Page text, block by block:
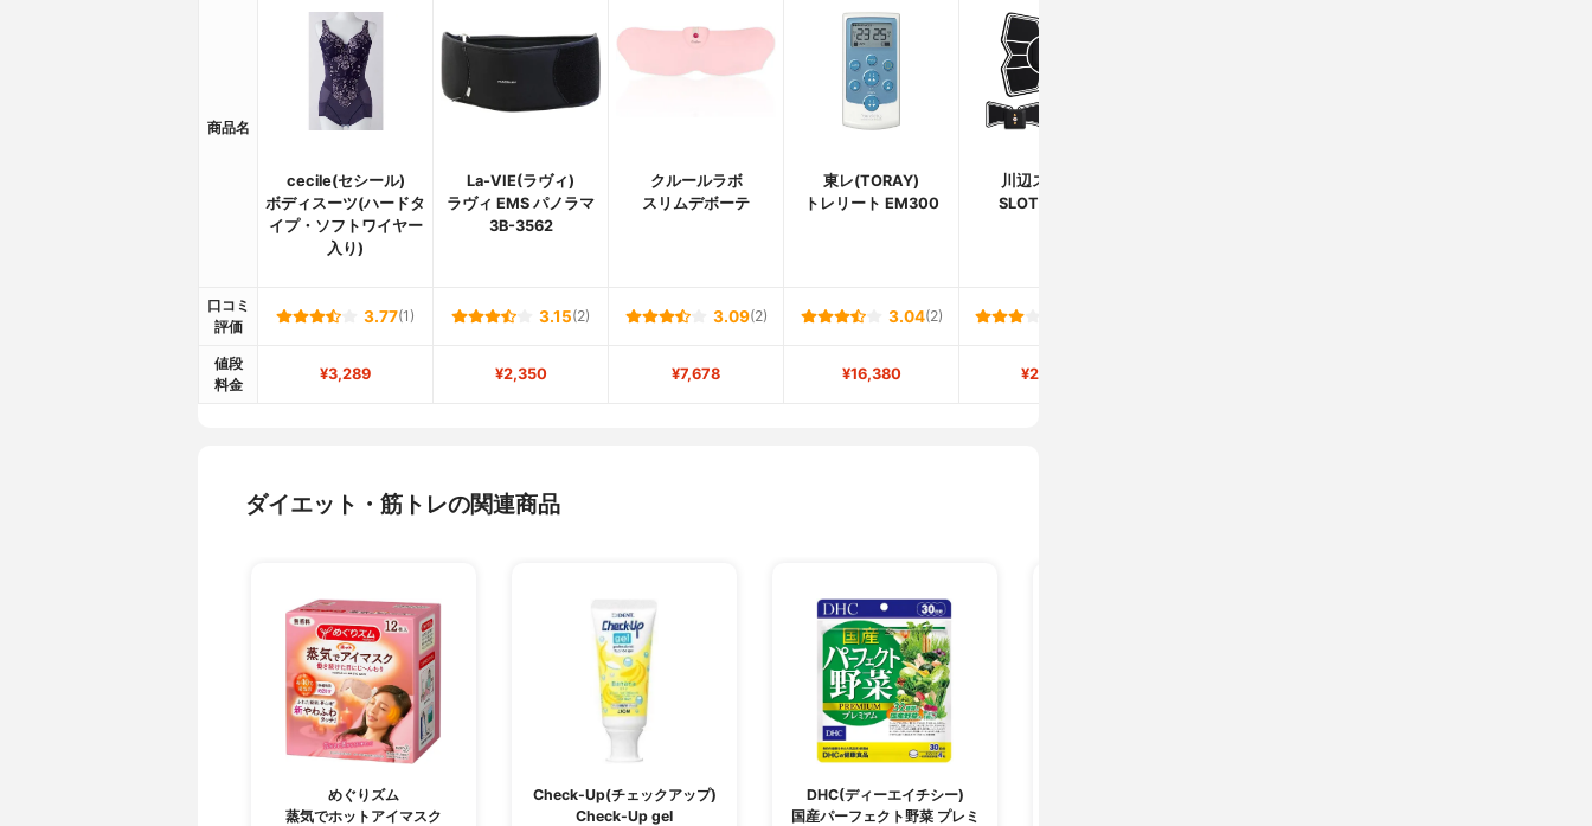
商品名
cecile(セシール)
ボディスーツ(ハードタ
イプ・ソフトワイヤー
入り)
La-VIE(ラヴィ)
ラヴィ EMS パノラマ
3B-3562
クルールラボ
スリムデボーテ
東レ(TORAY)
トレリート EM300
川辺スタジオ
SLOTRE EMS
口コミ
評価
3.77(1) 3.15(2) 3.09(2) 3.04(2)
値段
料金
¥3,289 ¥2,350 ¥7,678 ¥16,380 ¥2,999
ダイエット・筋トレの関連商品
めぐりズム
蒸気でホットアイマスク
Check-Up(チェックアップ)
Check-Up gel
DHC(ディーエイチシー)
国産パーフェクト野菜 プレミ